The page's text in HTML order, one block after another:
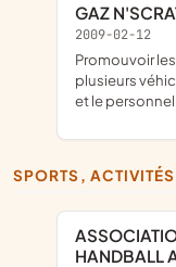
GAZ
2009-02-12
promouvoir les sports mécaniques et gérer un ou
plusieurs
et le
SPORTS,
ASSOCIATION FRANÇAISE DES CLUBS DE
HANDBALL